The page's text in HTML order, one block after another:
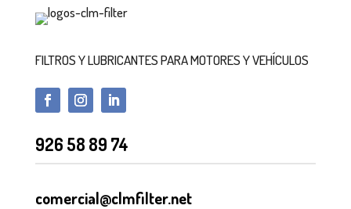
FILTROS Y LUBRICANTES PARA MOTORES Y VEHÍCULOS
926 58 89 74
comercial@clmfilter.net